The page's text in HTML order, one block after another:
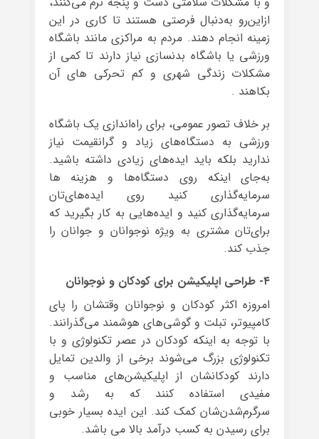
ازاین‌رو به‌دنبال فرصتی هستند تا کاری در این
زمینه انجام دهند. مردم به مراکزی مانند باشگاه
ورزشی یا باشگاه بدنسازی نیاز دارند تا کمی از
مشکلات زندگی شهری و کم تحرکی های آن
بکاهند .
بر خلاف تصور عمومی، برای راه‌اندازی یک باشگاه
ورزشی به دستگاه‌های زیاد و گرانقیمت نیاز
ندارید بلکه باید ایده‌های زیادی داشته باشید.
به‌جای اینکه روی دستگاه‌ها و هزینه ها
سرمایه‌گذاری کنید روی ایده‌های‌تان
سرمایه‌گذاری کنید و ایده‌هایی به کار بگیرید که
برای‌تان مشتری به ویژه نوجوانان و جوانان را
جذب کند.
۴- طراحی اپلیکیشن برای کودکان و نوجوانان
امروزه اکثر کودکان و نوجوانان وقتشان را پای
کامپیوتر، تبلت و گوشی‌های هوشمند می‌گذرانند.
با توجه به اینکه کودکان در عصر تکنولوژی و با
تکنولوژی بزرگ می‌شوند برخی از والدین تمایل
دارند کودکانشان از اپلیکیشن‌های مناسب و
مفیدی استفاده کنند که به رشد و
سرگرم‌شدن‌شان کمک کند. این ایده‌ بسیار خوبی
برای رسیدن به کسب درآمد بالا می باشد.